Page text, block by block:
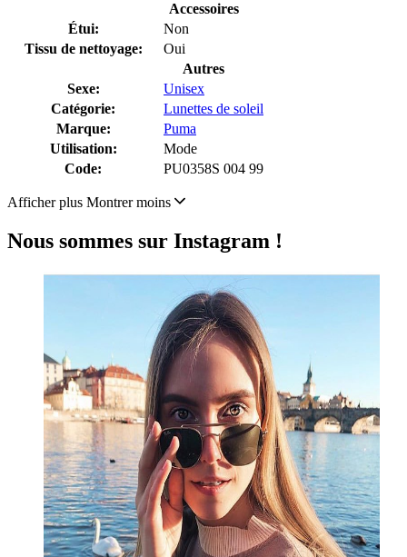
Accessoires
Étui:
Non
Tissu de nettoyage:
Oui
Autres
Sexe:
Unisex
Catégorie:
Lunettes de soleil
Marque:
Puma
Utilisation:
Mode
Code:
PU0358S 004 99
Afficher plus Montrer moins
Nous sommes sur Instagram !